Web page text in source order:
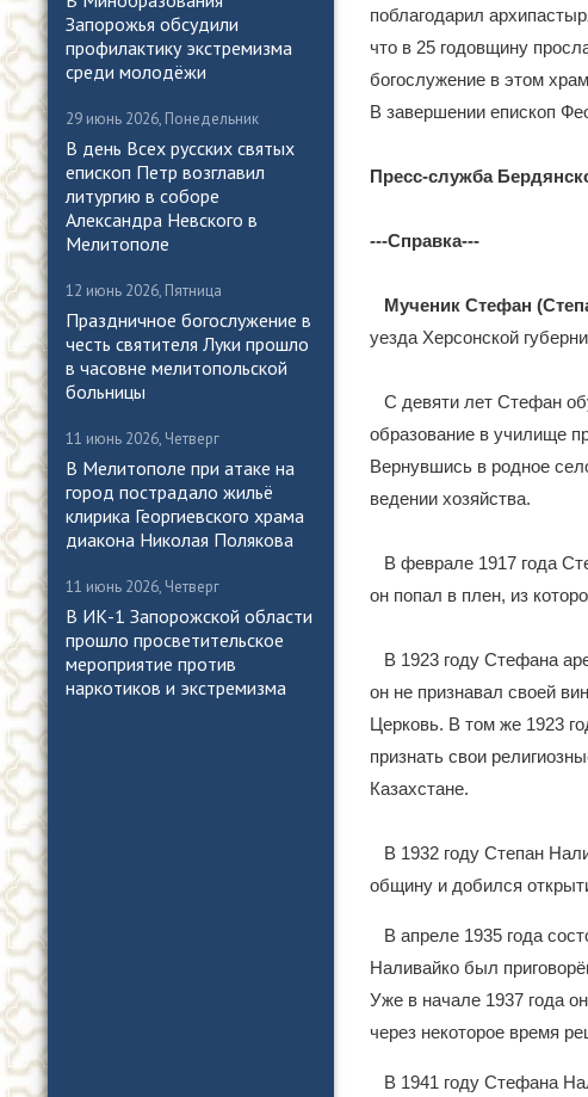
Запорожья обсудили
профилактику экстремизма
среди молодёжи
29 июнь 2026, Понедельник
В день Всех русских святых
епископ Петр возглавил
литургию в соборе
Александра Невского в
Мелитополе
12 июнь 2026, Пятница
Праздничное богослужение в
честь святителя Луки прошло
в часовне мелитопольской
больницы
11 июнь 2026, Четверг
В Мелитополе при атаке на
город пострадало жильё
клирика Георгиевского храма
диакона Николая Полякова
11 июнь 2026, Четверг
В ИК-1 Запорожской области
прошло просветительское
мероприятие против
наркотиков и экстремизма
поблагодарил
что в 25 годовщину
богослужение в этом
В завершении епископ
Пресс-служба
---Справка---
Мученик Стефан
уезда Херсонской
С девяти лет Стефан
образование в училище
Вернувшись в родное
ведении хозяйства.
В феврале 1917 года
он попал в плен, из
В 1923 году Стефана
он не признавал своей
Церковь. В том же 1923
признать свои
Казахстане.
В 1932 году Степан
общину и добился
В апреле 1935 года
Наливайко был
Уже в начале 1937 года
через некоторое время
В 1941 году Стефана